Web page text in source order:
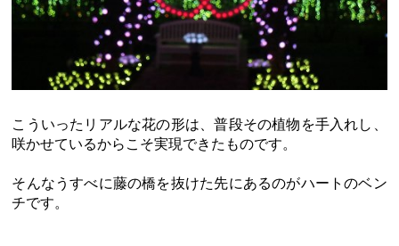
こういったリアルな花の形は、普段その植物を手入れし、
咲かせているからこそ実現できたものです。
そんなうすべに藤の橋を抜けた先にあるのがハートのベン
チです。